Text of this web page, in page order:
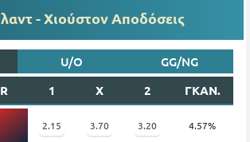
- Χιούστον Αποδόσεις
U/O
GG/NG
1 X 2 ΓΚΑΝ.
2.15 3.70 3.20 4.57%